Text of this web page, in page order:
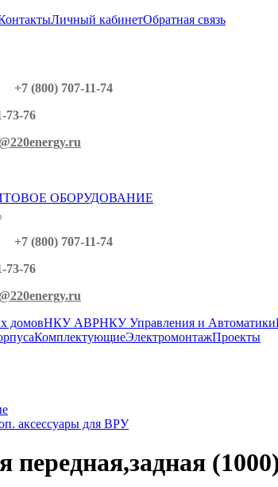
Личный кабинетОбратная связь
(800) 707-11-74
76
@220energy.ru
(800) 707-11-74
76
@220energy.ru
домовНКУ АВРНКУ Управления и Автоматики
КомплектующиеЭлектромонтажПроекты
аксессуары для ВРУ
передная,задная